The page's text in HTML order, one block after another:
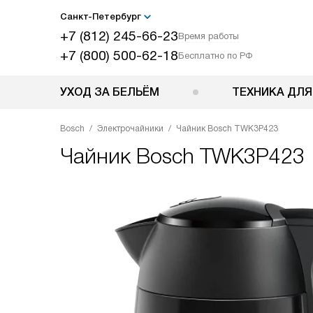
Санкт-Петербург
+7 (812) 245-66-23Время работы
+7 (800) 500-62-18Бесплатно по РФ
УХОД ЗА БЕЛЬЁМ ТЕХНИКА
Bosch Электрочайники Чайник Bosch TWK3P423
Чайник Bosch TWK3P423